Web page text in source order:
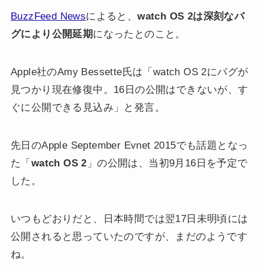
BuzzFeed Newsによると、watch OS 2は深刻なバ
グにより公開延期になったとのこと。
Apple社のAmy Bessette氏は「watch OS 2にバグが
見つかり現在修復中。16日の公開はできないが、す
ぐに公開できる見込み」と発言。
先日のApple September Evnet 2015でも話題となっ
た「 watch OS 2 」の公開は、当初9月16日を予定で
した。
いつもどおりだと、日本時間では翌17日未明頃には
公開されると思っていたのですが、まだのようです
ね。